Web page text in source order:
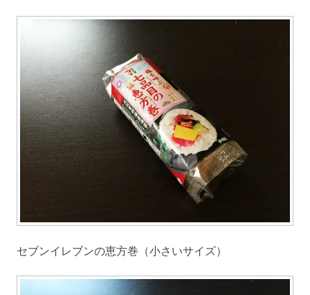
セブンイレブンの恵方巻（小さいサイズ）